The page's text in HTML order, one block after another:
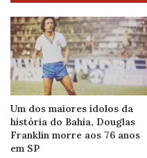
Um dos maiores ídolos da
história do Bahia, Douglas
Franklin morre aos 76 anos
em SP